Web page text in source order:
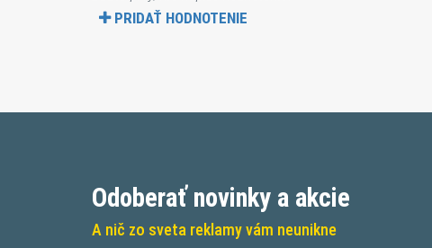
PRIDAŤ HODNOTENIE
Odoberať novinky a akcie
A nič zo sveta reklamy vám neunikne